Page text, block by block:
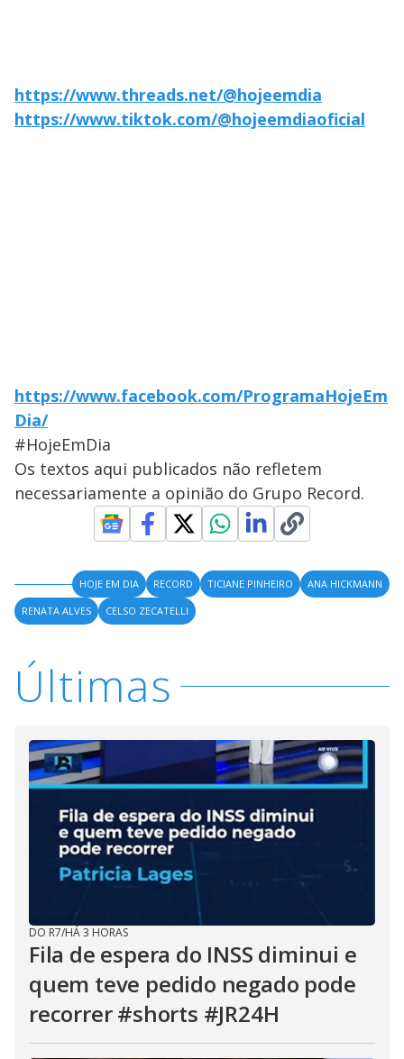
https://www.threads.net/@hojeemdia
https://www.tiktok.com/@hojeemdiaoficial
https://www.facebook.com/ProgramaHojeEm
Dia/
#HojeEmDia
Os textos aqui publicados não refletem
necessariamente a opinião do Grupo Record.
HOJE EM DIA RECORD TICIANE PINHEIRO
ANA HICKMANN
RENATA ALVES
CELSO ZECATELLI
Últimas
DO R7/HÁ 3 HORAS
Fila de espera do INSS diminui e
quem teve pedido negado pode
recorrer #shorts #JR24H